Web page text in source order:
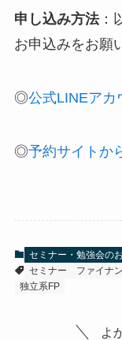
申し込み方法：
お申込みをお願
◎公式LINEアカ
◎予約サイトか
セミナー・勉強会の
セミナー
ファイナ
独立系FP
よ